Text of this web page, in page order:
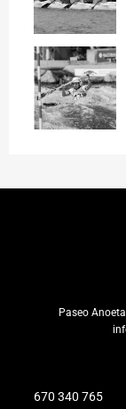
Paseo
670 340 765